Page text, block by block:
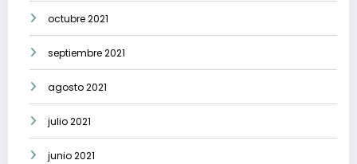
octubre 2021
septiembre 2021
agosto 2021
julio 2021
junio 2021